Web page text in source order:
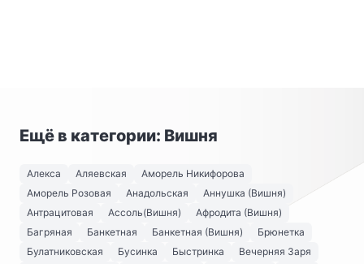
Ещё в категории: Вишня
Алекса Аляевская
Аморель Никифорова
Аморель Розовая
Анадольская
Аннушка (Вишня)
Антрацитовая
Ассоль(Вишня)
Афродита (Вишня)
Багряная
Банкетная Банкетная (Вишня)
Брюнетка
Булатниковская
Бусинка Быстринка
Вечерняя Заря